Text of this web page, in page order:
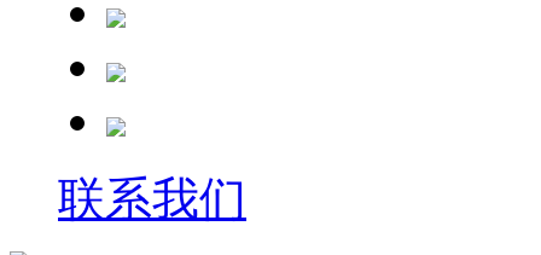
联系我们